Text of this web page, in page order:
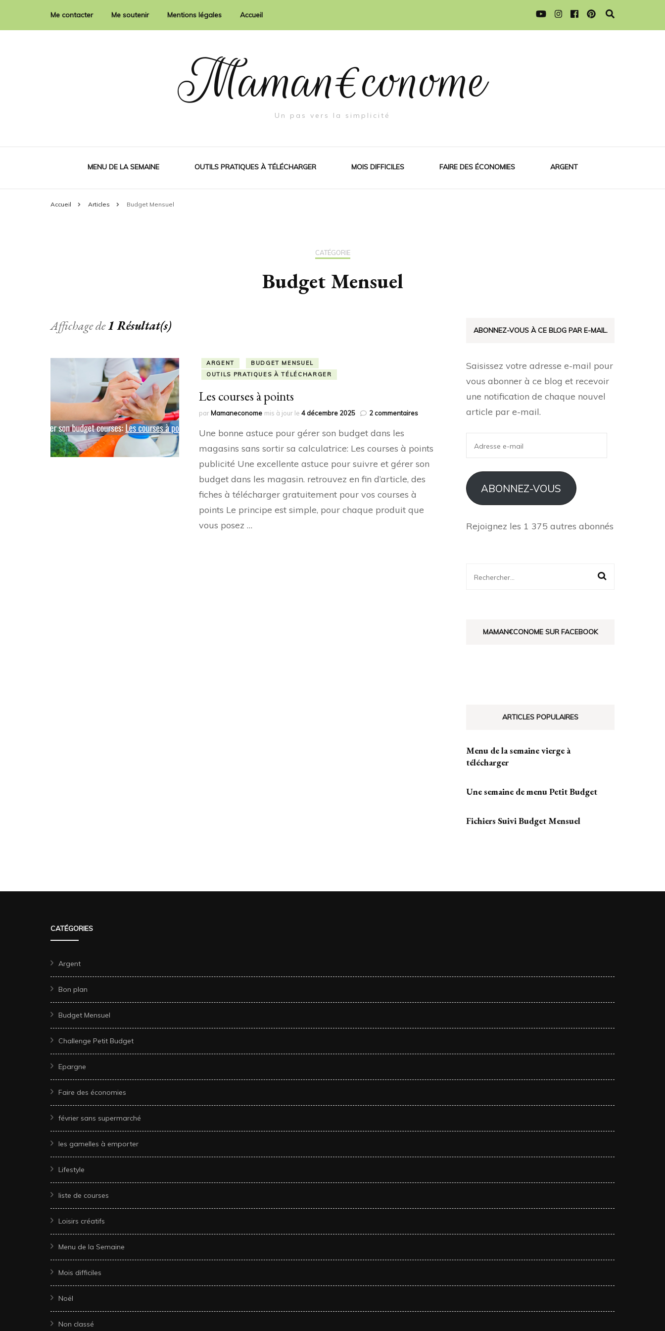
Me contacter Me soutenir Mentions légales Accueil
Maman€conome
Un pas vers la simplicité
MENU DE LA SEMAINE OUTILS PRATIQUES À TÉLÉCHARGER MOIS DIFFICILES FAIRE DES ÉCONOMIES ARGENT
Accueil Articles Budget Mensuel
CATÉGORIE
Budget Mensuel
Affichage de1 Résultat(s)
ARGENT
BUDGET MENSUEL
OUTILS PRATIQUES À TÉLÉCHARGER
Les courses à points
par Mamaneconome mis à jour le 4 décembre 2025 2 commentairessur
points
Une bonne astuce pour gérer son budget dans les
magasins sans sortir sa calculatrice: Les courses à points
publicité Une excellente astuce pour suivre et gérer son
budget dans les magasin. retrouvez en fin d’article, des
fiches à télécharger gratuitement pour vos courses à
points Le principe est simple, pour chaque produit que
vous posez …
ABONNEZ-VOUS À CE BLOG PAR E-MAIL.
Saisissez votre adresse e-mail pour
vous abonner à ce blog et recevoir
une notification de chaque nouvel
article par e-mail.
e-
mail
ABONNEZ-VOUS
Rejoignez les 1 375 autres abonnés
Rechercher :
MAMAN€CONOME SUR FACEBOOK
ARTICLES POPULAIRES
Menu de la semaine vierge à
télécharger
Une semaine de menu Petit Budget
Fichiers Suivi Budget Mensuel
CATÉGORIES
Argent
Bon plan
Budget Mensuel
Challenge Petit Budget
Epargne
Faire des économies
février sans supermarché
les gamelles à emporter
Lifestyle
liste de courses
Loisirs créatifs
Menu de la Semaine
Mois difficiles
Noël
Non classé